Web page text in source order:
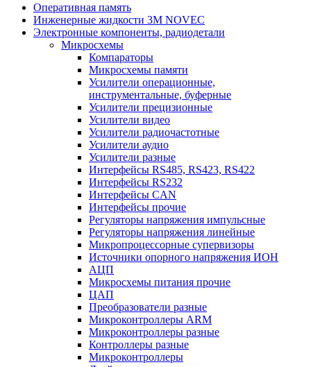
Оперативная память
Инженерные жидкости 3M NOVEC
Электронные компоненты, радиодетали
Микросхемы
Компараторы
Микросхемы памяти
Усилители операционные,
инструментальные, буферные
Усилители прецизионные
Усилители видео
Усилители радиочастотные
Усилители аудио
Усилители разные
Интерфейсы RS485, RS423, RS422
Интерфейсы RS232
Интерфейсы CAN
Интерфейсы прочие
Регуляторы напряжения импульсные
Регуляторы напряжения линейные
Микропроцессорные супервизоры
Источники опорного напряжения ИОН
АЦП
Микросхемы питания прочие
ЦАП
Преобразователи разные
Микроконтроллеры ARM
Микроконтроллеры разные
Контроллеры разные
Микроконтроллеры